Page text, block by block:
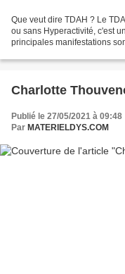
Que veut dire TDAH ? Le
ou sans Hyperactivité, c'est
principales manifestations
Charlotte
Publié le 27/05/2021 à 09:48
Par MATERIELDYS.COM